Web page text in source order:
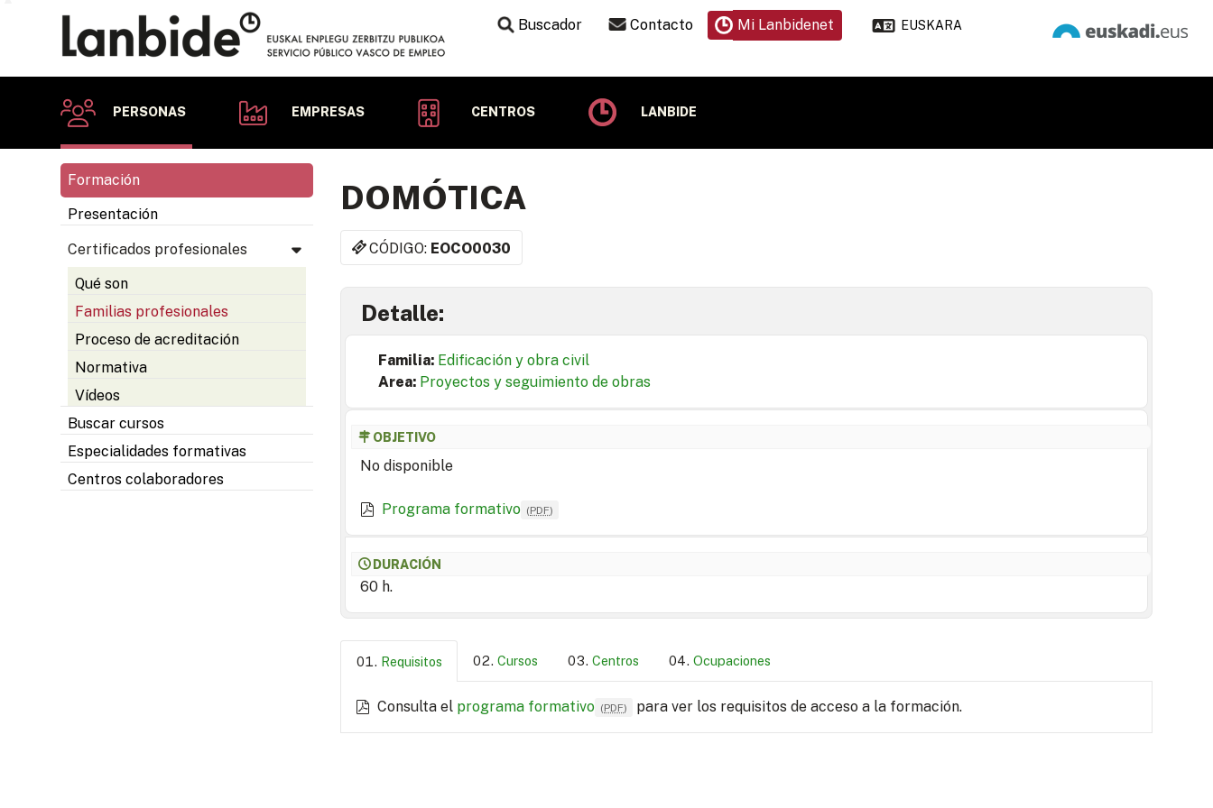
Buscador Contacto Mi Lanbidenet EUSKARA
PERSONAS EMPRESAS CENTROS LANBIDE
Formación
Presentación
Certificados profesionales
Qué son
Familias profesionales
Proceso de acreditación
Normativa
Vídeos
Buscar cursos
Especialidades formativas
Centros colaboradores
DOMÓTICA
CÓDIGO: EOCO0030
Detalle:
Familia: Edificación y obra civil
Area: Proyectos y seguimiento de obras
OBJETIVO
No disponible
Programa formativo (PDF)
DURACIÓN
60 h.
Requisitos Cursos Centros Ocupaciones
Consulta el programa formativo (PDF) para ver los requisitos de acceso a la formación.